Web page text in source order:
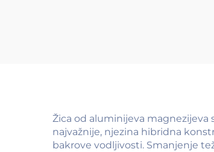
Žica od aluminijeva
najvažnije, njezina hibridna
bakrove vodljivosti. Smanjenje